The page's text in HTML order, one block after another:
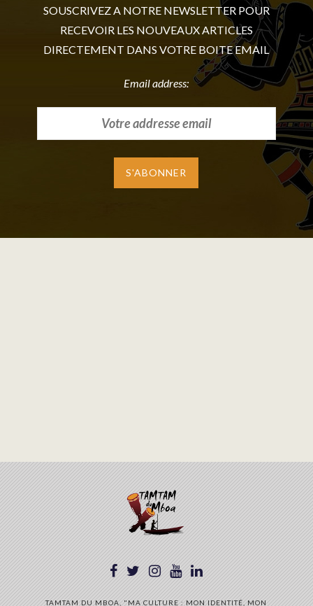
SOUSCRIVEZ A NOTRE NEWSLETTER POUR
RECEVOIR LES NOUVEAUX ARTICLES
DIRECTEMENT DANS VOTRE BOITE EMAIL
Email address:
TAMTAM DU MBOA, "MA CULTURE : MON IDENTITÉ, MON